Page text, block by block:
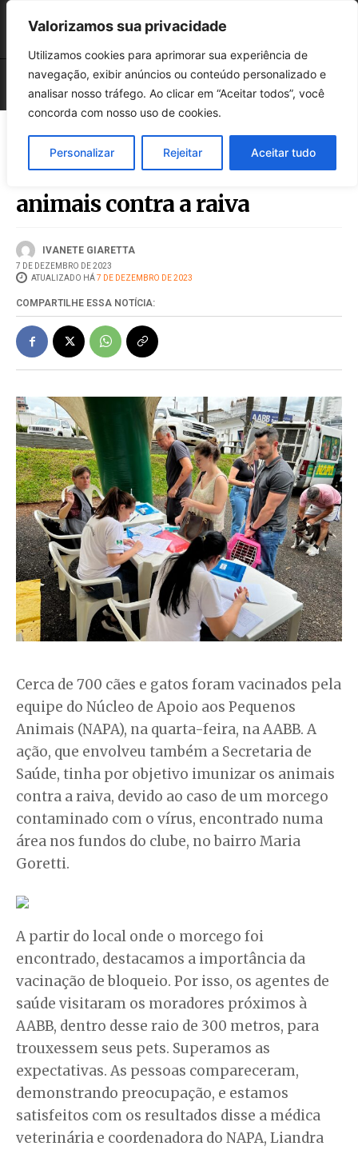
Valorizamos sua privacidade
Utilizamos cookies para aprimorar sua experiência de
navegação, exibir anúncios ou conteúdo personalizado e
analisar nosso tráfego. Ao clicar em “Aceitar todos”, você
concorda com nosso uso de cookies.
Personalizar Rejeitar Aceitar tudo
NAPA vacina cerca de 700
animais contra a raiva
IVANETE GIARETTA
7 DE DEZEMBRO DE 2023
ATUALIZADO HÁ7 DE DEZEMBRO DE 2023
COMPARTILHE ESSA NOTÍCIA:
Cerca de 700 cães e gatos foram vacinados pela
equipe do Núcleo de Apoio aos Pequenos
Animais (NAPA), na quarta-feira, na AABB. A
ação, que envolveu também a Secretaria de
Saúde, tinha por objetivo imunizar os animais
contra a raiva, devido ao caso de um morcego
contaminado com o vírus, encontrado numa
área nos fundos do clube, no bairro Maria
Goretti.
A partir do local onde o morcego foi
encontrado, destacamos a importância da
vacinação de bloqueio. Por isso, os agentes de
saúde visitaram os moradores próximos à
AABB, dentro desse raio de 300 metros, para
trouxessem seus pets. Superamos as
expectativas. As pessoas compareceram,
demonstrando preocupação, e estamos
satisfeitos com os resultados disse a médica
veterinária e coordenadora do NAPA, Liandra